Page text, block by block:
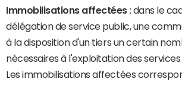
Immobilisations affectées : dans le
délégation de service public, une
à la disposition d'un tiers un certain
nécessaires à l'exploitation des
Les immobilisations affectées